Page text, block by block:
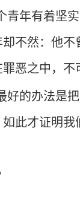
青年有着坚
不然：他
恶之中，不
好的办法是
此才证明